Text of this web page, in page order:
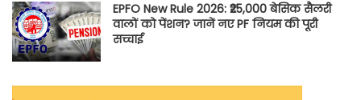
EPFO New Rule 2026: ₹25,000 बेसिक सैलरी
वालों को पेंशन? जानें नए PF नियम की पूरी
सच्चाई